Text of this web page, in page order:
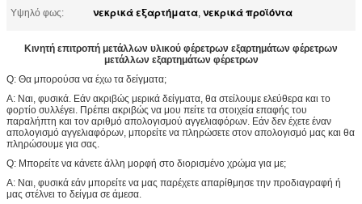
Υψηλό φως: νεκρικά εξαρτήματα, νεκρικά προϊόντα
Κινητή επιτροπή μετάλλων υλικού φέρετρων εξαρτημάτων φέρετρων
μετάλλων εξαρτημάτων φέρετρων
Q: Θα μπορούσα να έχω τα δείγματα;
Α: Ναι, φυσικά. Εάν ακριβώς μερικά δείγματα, θα στείλουμε ελεύθερα και το
φορτίο συλλέγει. Πρέπει ακριβώς να μου πείτε τα στοιχεία επαφής του
παραλήπτη και τον αριθμό απολογισμού αγγελιαφόρων. Εάν δεν έχετε έναν
απολογισμό αγγελιαφόρων, μπορείτε να πληρώσετε στον απολογισμό μας και θα
πληρώσουμε για σας.
Q: Μπορείτε να κάνετε άλλη μορφή στο διορισμένο χρώμα για με;
Α: Ναι, φυσικά εάν μπορείτε να μας παρέχετε απαρίθμησε την προδιαγραφή ή
μας στέλνει το δείγμα σε άμεσα.